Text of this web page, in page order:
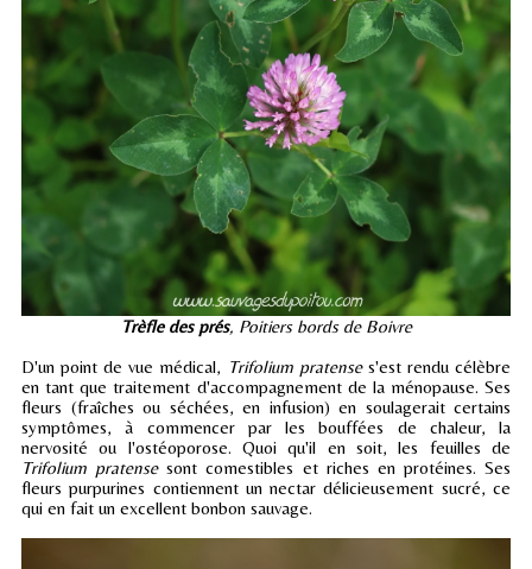
Trèfle des prés, Poitiers bords de Boivre
D'un point de vue médical, Trifolium pratenses'est rendu célèbre
en tant que traitement d'accompagnement de la ménopause. Ses
fleurs (fraîches ou séchées, en infusion) en soulagerait certains
symptômes, à commencer par les bouffées de chaleur, la
nervosité ou l'ostéoporose. Quoi qu'il en soit, les feuilles de
Trifolium pratensesont comestibles et riches en protéines. Ses
fleurs purpurines contiennent un nectar délicieusement sucré, ce
qui en fait un excellent bonbon sauvage.